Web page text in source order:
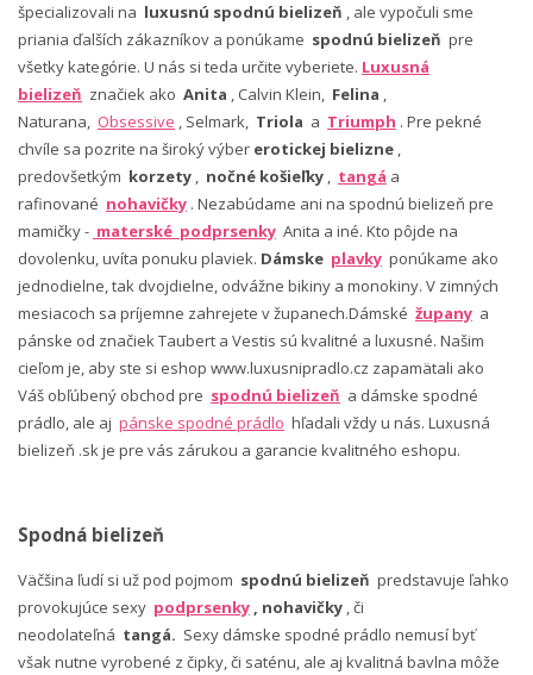
špecializovali na luxusnú spodnú bielizeň , ale vypočuli sme
priania ďalších zákazníkov a ponúkame spodnú bielizeň pre
všetky kategórie. U nás si teda určite vyberiete. Luxusná
bielizeň značiek ako Anita , Calvin Klein, Felina ,
Naturana, Obsessive , Selmark, Triola a Triumph . Pre pekné
chvíle sa pozrite na široký výber erotickej bielizne ,
predovšetkým korzety , nočné košieľky , tangá a
rafinované nohavičky . Nezabúdame ani na spodnú bielizeň pre
mamičky - materské podprsenky Anita a iné. Kto pôjde na
dovolenku, uvíta ponuku plaviek. Dámske plavky ponúkame ako
jednodielne, tak dvojdielne, odvážne bikiny a monokiny. V zimných
mesiacoch sa príjemne zahrejete v županech.Dámské župany a
pánske od značiek Taubert a Vestis sú kvalitné a luxusné. Našim
cieľom je, aby ste si eshop www.luxusnipradlo.cz zapamätali ako
Váš obľúbený obchod pre spodnú bielizeň a dámske spodné
prádlo, ale aj pánske spodné prádlo hľadali vždy u nás. Luxusná
bielizeň .sk je pre vás zárukou a garancie kvalitného eshopu.
Spodná bielizeň
Väčšina ľudí si už pod pojmom spodnú bielizeň predstavuje ľahko
provokujúce sexy podprsenky , nohavičky , či
neodolateľná tangá. Sexy dámske spodné prádlo nemusí byť
však nutne vyrobené z čipky, či saténu, ale aj kvalitná bavlna môže